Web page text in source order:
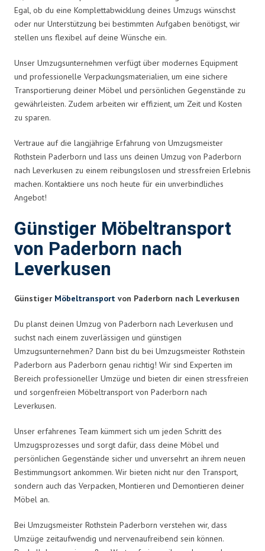
Egal, ob du eine Komplettabwicklung deines Umzugs wünschst
oder nur Unterstützung bei bestimmten Aufgaben benötigst, wir
stellen uns flexibel auf deine Wünsche ein.
Unser Umzugsunternehmen verfügt über modernes Equipment
und professionelle Verpackungsmaterialien, um eine sichere
Transportierung deiner Möbel und persönlichen Gegenstände zu
gewährleisten. Zudem arbeiten wir effizient, um Zeit und Kosten
zu sparen.
Vertraue auf die langjährige Erfahrung von Umzugsmeister
Rothstein Paderborn und lass uns deinen Umzug von Paderborn
nach Leverkusen zu einem reibungslosen und stressfreien Erlebnis
machen. Kontaktiere uns noch heute für ein unverbindliches
Angebot!
Günstiger Möbeltransport
von Paderborn nach
Leverkusen
Günstiger Möbeltransport von Paderborn nach Leverkusen
Du planst deinen Umzug von Paderborn nach Leverkusen und
suchst nach einem zuverlässigen und günstigen
Umzugsunternehmen? Dann bist du bei Umzugsmeister Rothstein
Paderborn aus Paderborn genau richtig! Wir sind Experten im
Bereich professioneller Umzüge und bieten dir einen stressfreien
und sorgenfreien Möbeltransport von Paderborn nach
Leverkusen.
Unser erfahrenes Team kümmert sich um jeden Schritt des
Umzugsprozesses und sorgt dafür, dass deine Möbel und
persönlichen Gegenstände sicher und unversehrt an ihrem neuen
Bestimmungsort ankommen. Wir bieten nicht nur den Transport,
sondern auch das Verpacken, Montieren und Demontieren deiner
Möbel an.
Bei Umzugsmeister Rothstein Paderborn verstehen wir, dass
Umzüge zeitaufwendig und nervenaufreibend sein können.